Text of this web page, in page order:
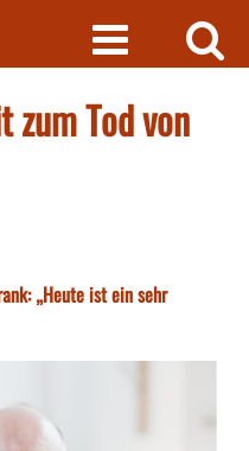
zum Tod von
„Heute ist ein sehr